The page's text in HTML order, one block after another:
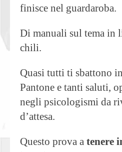
finisce nel guardaroba.
Di manuali sul tema in
chili.
Quasi tutti ti sbattono
Pantone e tanti saluti,
negli psicologismi da
d’attesa.
Questo prova a tenere